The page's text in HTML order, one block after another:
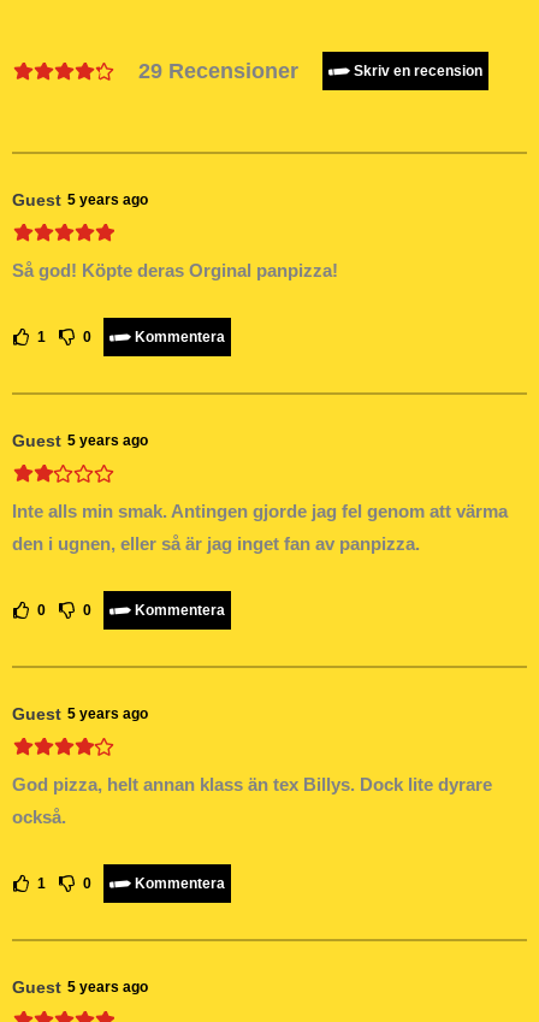
29 Recensioner Skriv en recension
Guest 5 years ago
Så god! Köpte deras Orginal panpizza!
1 0 Kommentera
Guest 5 years ago
Inte alls min smak. Antingen gjorde jag fel genom att värma
den i ugnen, eller så är jag inget fan av panpizza.
0 0 Kommentera
Guest 5 years ago
God pizza, helt annan klass än tex Billys. Dock lite dyrare
också.
1 0 Kommentera
Guest 5 years ago